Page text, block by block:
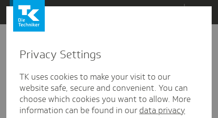
Direkt
Inhalt
Privacy Settings
TK uses cookies to make your visit to our
website safe, secure and convenient. You can
choose which cookies you want to allow. More
information can be found in our data privacy